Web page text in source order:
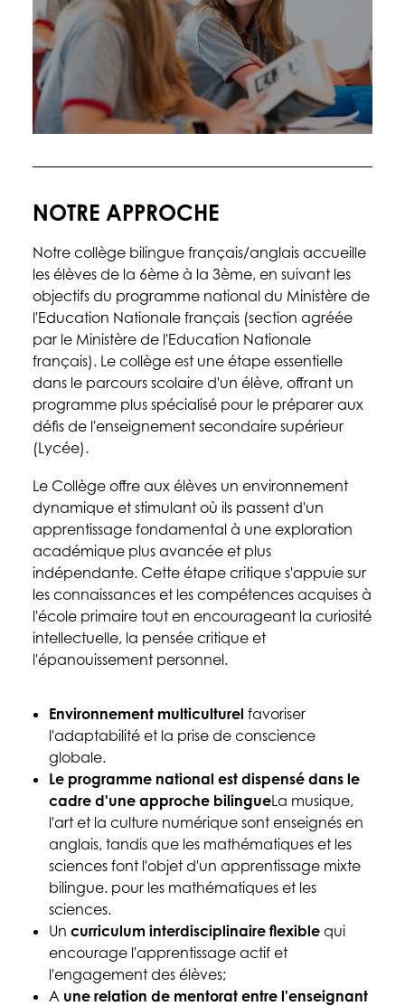
NOTRE APPROCHE
Notre collège bilingue français/anglais accueille
les élèves de la 6ème à la 3ème, en suivant les
objectifs du programme national du Ministère de
l'Education Nationale français (section agréée
par le Ministère de l'Education Nationale
français). Le collège est une étape essentielle
dans le parcours scolaire d'un élève, offrant un
programme plus spécialisé pour le préparer aux
défis de l'enseignement secondaire supérieur
(Lycée).
Le Collège offre aux élèves un environnement
dynamique et stimulant où ils passent d'un
apprentissage fondamental à une exploration
académique plus avancée et plus
indépendante. Cette étape critique s'appuie sur
les connaissances et les compétences acquises à
l'école primaire tout en encourageant la curiosité
intellectuelle, la pensée critique et
l'épanouissement personnel.
Environnement multiculturel favoriser
l'adaptabilité et la prise de conscience
globale.
Le programme national est dispensé dans le
cadre d'une approche bilingueLa musique,
l'art et la culture numérique sont enseignés en
anglais, tandis que les mathématiques et les
sciences font l'objet d'un apprentissage mixte
bilingue. pour les mathématiques et les
sciences.
Un curriculum interdisciplinaire flexible qui
encourage l'apprentissage actif et
l'engagement des élèves;
A une relation de mentorat entre l'enseignant